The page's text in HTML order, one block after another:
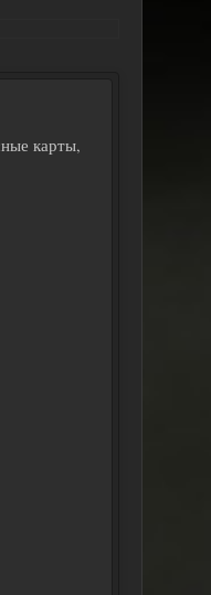
карты,